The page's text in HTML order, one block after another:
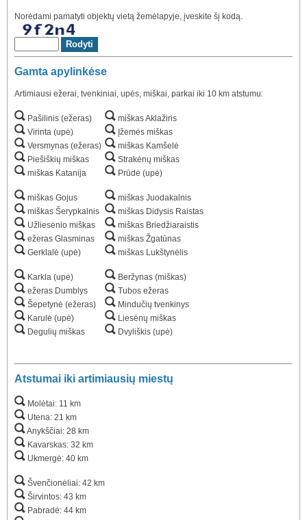
Norėdami pamatyti objektų vietą žemėlapyje, įveskite šį kodą.
Gamta apylinkėse
Artimiausi ežerai, tvenkiniai, upės, miškai, parkai iki 10 km atstumu:
Pašilinis (ežeras)
Virinta (upė)
Versmynas (ežeras)
Piešiškių miškas
miškas Katanija
miškas Gojus
miškas Šerypkalnis
Užliesėnio miškas
ežeras Glasminas
Gerklalė (upė)
Karkla (upė)
ežeras Dumblys
Šepetynė (ežeras)
Karulė (upė)
Degulių miškas
miškas Aklažiris
Įžemės miškas
miškas Kamšelė
Strakėnų miškas
Prūdė (upė)
miškas Juodakalnis
miškas Didysis Raistas
miškas Briedžiaraistis
miškas Žgatūnas
miškas Lukštynėlis
Beržynas (miškas)
Tubos ežeras
Mindučių tvenkinys
Liesėnų miškas
Dvyliškis (upė)
Atstumai iki artimiausių miestų
Molėtai: 11 km
Utena: 21 km
Anykščiai: 28 km
Kavarskas: 32 km
Ukmergė: 40 km
Švenčionėliai: 42 km
Širvintos: 43 km
Pabradė: 44 km